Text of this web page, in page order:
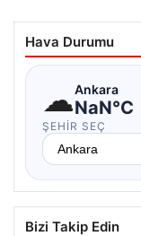
Hava Durumu
☁Ankara
NaN°C
ŞEHIR SEÇ
Bizi Takip Edin